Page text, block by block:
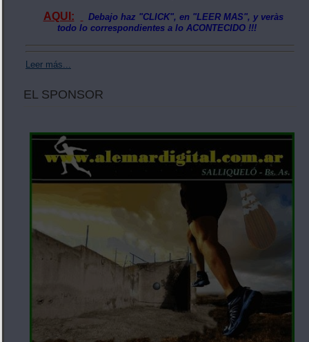
AQUI:
Debajo haz "CLICK", en "LEER MAS", y veràs
todo lo correspondientes a lo ACONTECIDO !!!
Leer más...
EL SPONSOR